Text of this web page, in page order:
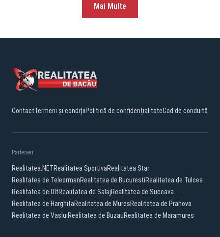
Mai Multe
ContactTermeni și condițiiPolitică de confidențialitateCod de conduită
Parteneri:
Realitatea.NETRealitatea SportivaRealitatea Star
Realitatea de TeleormanRealitatea de BucurestiRealitatea de Tulcea
Realitatea de OltRealitatea de SalajRealitatea de Suceava
Realitatea de HarghitaRealitatea de MuresRealitatea de Prahova
Realitatea de VasluiRealitatea de BuzauRealitatea de Maramures